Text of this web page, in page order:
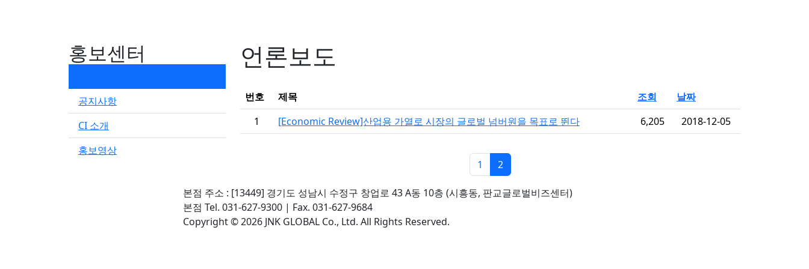
홍보센터
공지사항
CI 소개
홍보영상
언론보도
번호 제목 조회
날짜
1
[Economic Review]산업용 가열로 시장의 글로벌 넘버원을 목표로 뛴다 6,205 2018-12-05
1 2
본점 주소 : [13449] 경기도 성남시 수정구 창업로 43 A동 10층 (시흥동, 판교글로벌비즈센터)
본점 Tel. 031-627-9300 | Fax. 031-627-9684
Copyright © 2026 JNK GLOBAL Co., Ltd. All Rights Reserved.